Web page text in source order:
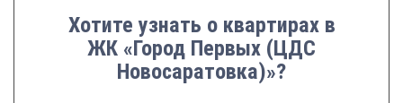
Хотите узнать о квартирах в
ЖК «Город Первых (ЦДС
Новосаратовка)»?